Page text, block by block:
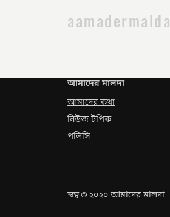
aamadermalda
আমাদের মালদা
আমাদের কথা
নিউজ টপিক
পলিসি
স্বত্ব© ২০২০ আমাদের মালদা